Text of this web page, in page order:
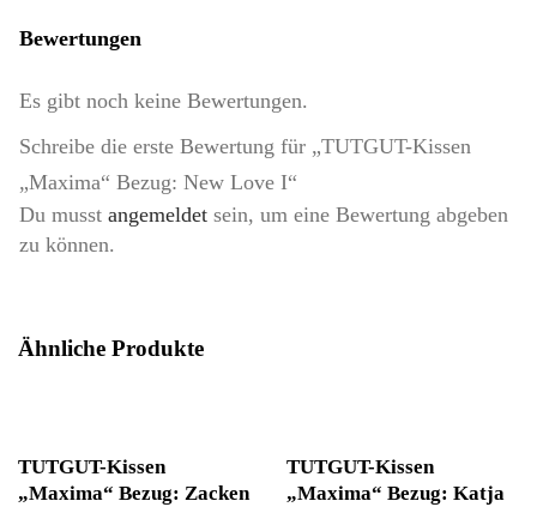
Bewertungen
Es gibt noch keine Bewertungen.
Schreibe die erste Bewertung für „TUTGUT-Kissen
„Maxima“ Bezug: New Love I“
Du musst angemeldet sein, um eine Bewertung abgeben
zu können.
Ähnliche Produkte
TUTGUT-Kissen
„Maxima“ Bezug: Zacken
TUTGUT-Kissen
„Maxima“ Bezug: Katja